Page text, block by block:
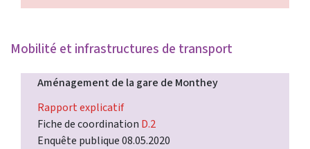
Mobilité et infrastructures de transport
Aménagement de la gare de Monthey
Rapport explicatif
Fiche de coordination D.2
Enquête publique 08.05.2020